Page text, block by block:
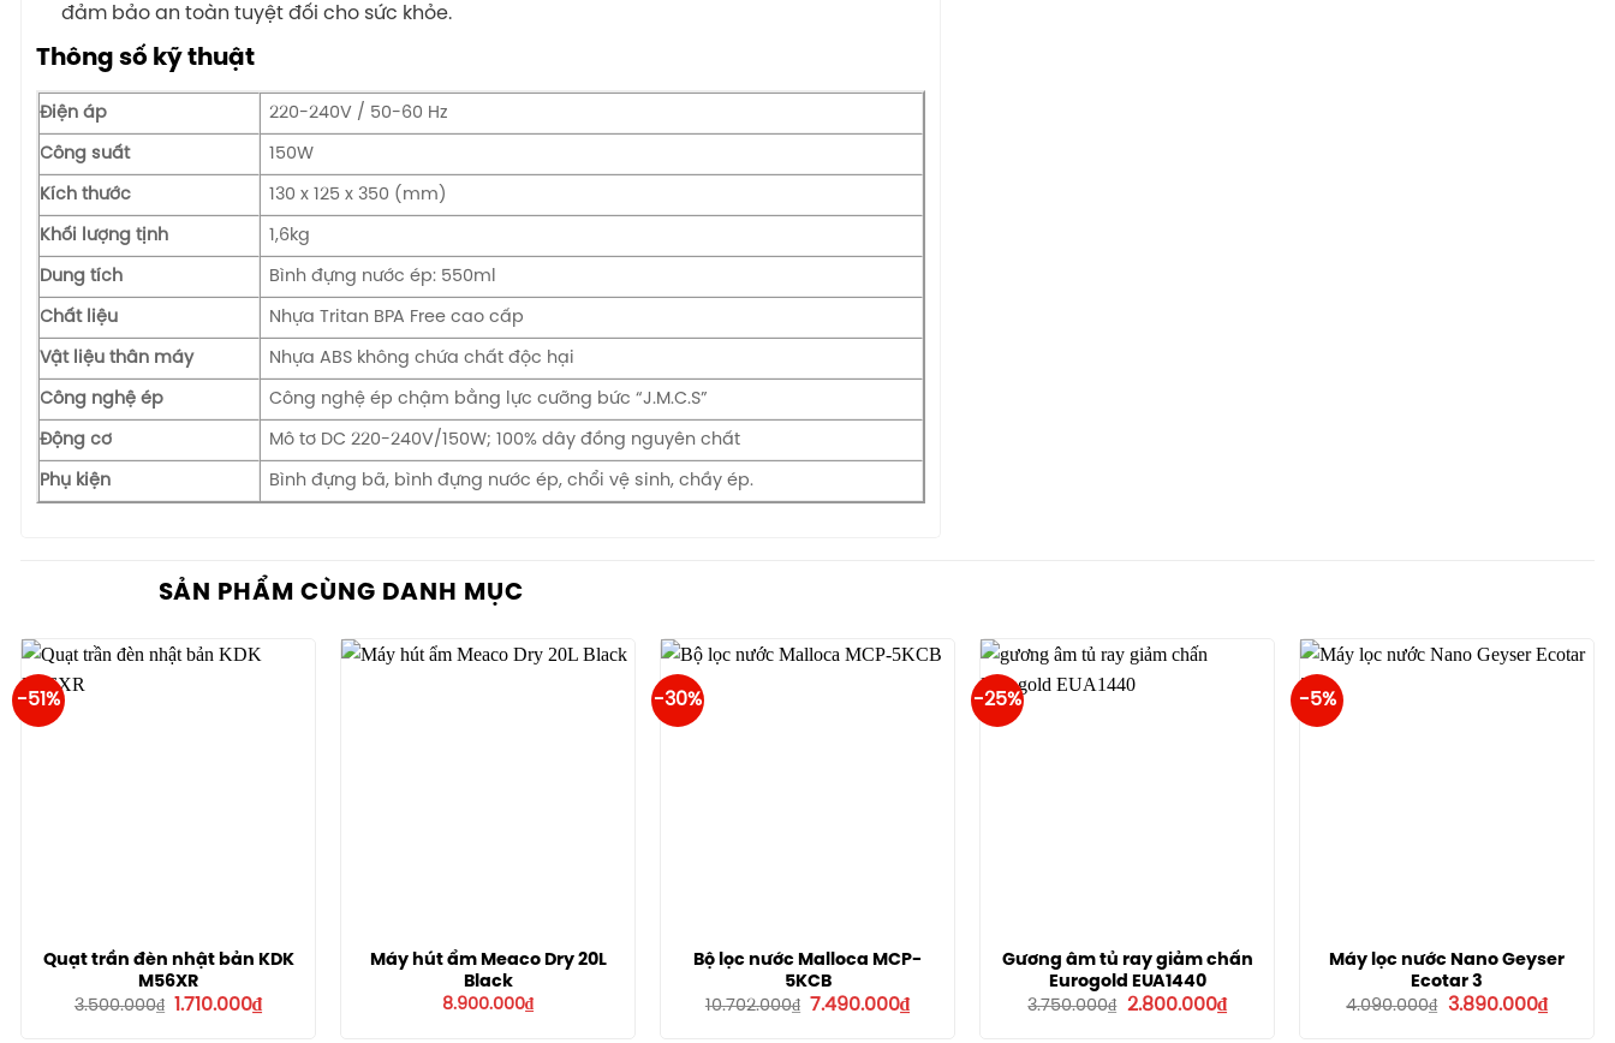
đảm bảo an toàn tuyệt đối cho sức khỏe.
Thông số kỹ thuật
Điện áp 220-240V / 50-60 Hz
Công suất 150W
Kích thước 130 x 125 x 350 (mm)
Khối lượng tịnh 1,6kg
Dung tích Bình đựng nước ép: 550ml
Chất liệu Nhựa Tritan BPA Free cao cấp
Vật liệu thân máy Nhựa ABS không chứa chất độc hại
Công nghệ ép Công nghệ ép chậm bằng lực cưỡng bức “J.M.C.S”
Động cơ Mô tơ DC 220-240V/150W; 100% dây đồng nguyên chất
Phụ kiện Bình đựng bã, bình đựng nước ép, chổi vệ sinh, chầy ép.
SẢN PHẨM CÙNG DANH MỤC
-51%
Quạt trần đèn nhật bản KDK
M56XR
3.500.000₫ Giá
1.710.000₫Giá
hiện
Máy hút ẩm Meaco Dry 20L
Black
8.900.000₫
-30%
Bộ lọc nước Malloca MCP-
5KCB
10.702.000₫ Giá
7.490.000₫Giá
hiện
-25%
Gương âm tủ ray giảm chấn
Eurogold EUA1440
3.750.000₫
Giá
2.800.000₫Giá
hiện
-5%
Máy lọc nước Nano Geyser
Ecotar 3
4.090.000₫ Giá
3.890.000₫Giá
hiện